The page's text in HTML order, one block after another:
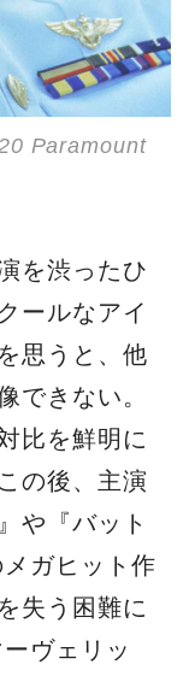
Paramount
を渋ったひ
ールなアイ
思うと、他
できない。
比を鮮明に
の後、主演
や『バット
ガヒット作
失う困難に
ヴェリッ